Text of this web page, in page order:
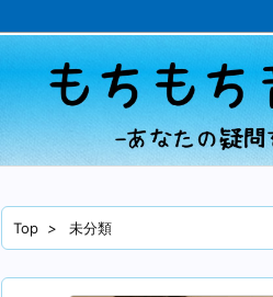
Top > 未分類